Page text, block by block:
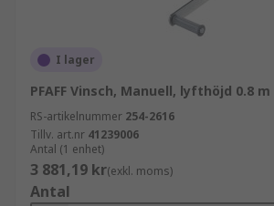
I lager
PFAFF Vinsch, Manuell, lyfthöjd 0.8 m
RS-artikelnummer 254-2616
Tillv. art.nr 41239006
Antal (1 enhet)
3 881,19 kr(exkl. moms)
Antal